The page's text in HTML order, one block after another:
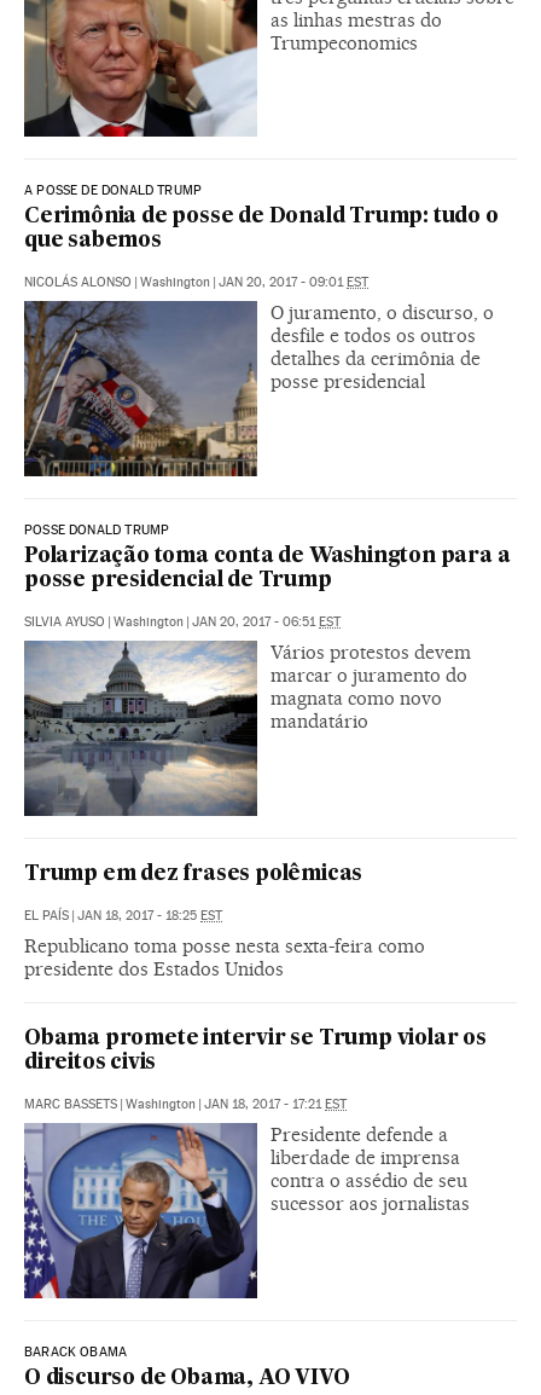
as linhas mestras do
Trumpeconomics
A POSSE DE DONALD TRUMP
Cerimônia de posse de Donald Trump: tudo o
que sabemos
NICOLÁS ALONSO Washington JAN 20, 2017 - 09:01 EST
O juramento, o discurso, o
desfile e todos os outros
detalhes da cerimônia de
posse presidencial
POSSE DONALD TRUMP
Polarização toma conta de Washington para a
posse presidencial de Trump
SILVIA AYUSO Washington JAN 20, 2017 - 06:51 EST
Vários protestos devem
marcar o juramento do
magnata como novo
mandatário
Trump em dez frases polêmicas
EL PAÍS JAN 18, 2017 - 18:25 EST
Republicano toma posse nesta sexta-feira como
presidente dos Estados Unidos
Obama promete intervir se Trump violar os
direitos civis
MARC BASSETS Washington JAN 18, 2017 - 17:21 EST
Presidente defende a
liberdade de imprensa
contra o assédio de seu
sucessor aos jornalistas
BARACK OBAMA
O discurso de Obama, AO VIVO